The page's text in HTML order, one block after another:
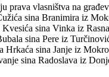
prava vlasništva na
sina Branimira iz
sina Vinka iz
sina Pere iz
Hrkaća sina Janje iz
sina Radoslava iz